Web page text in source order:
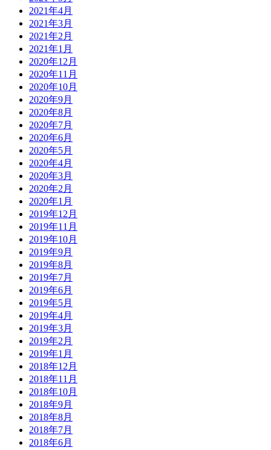
2021年4月
2021年3月
2021年2月
2021年1月
2020年12月
2020年11月
2020年10月
2020年9月
2020年8月
2020年7月
2020年6月
2020年5月
2020年4月
2020年3月
2020年2月
2020年1月
2019年12月
2019年11月
2019年10月
2019年9月
2019年8月
2019年7月
2019年6月
2019年5月
2019年4月
2019年3月
2019年2月
2019年1月
2018年12月
2018年11月
2018年10月
2018年9月
2018年8月
2018年7月
2018年6月